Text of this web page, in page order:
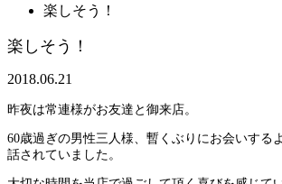
楽しそう！
楽しそう！
2018.06.21
昨夜は常連様がお友達と御来店。
60歳過ぎの男性三人様、暫くぶりにお会いする
話されていました。